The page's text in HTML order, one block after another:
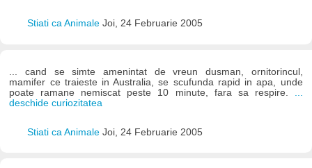
Stiati ca Animale Joi, 24 Februarie 2005
... cand se simte amenintat de vreun dusman, ornitorincul,
mamifer ce traieste in Australia, se scufunda rapid in apa, unde
poate ramane nemiscat peste 10 minute, fara sa respire.
deschide curiozitatea
Stiati ca Animale Joi, 24 Februarie 2005